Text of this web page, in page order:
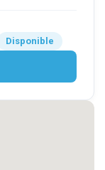
Disponible